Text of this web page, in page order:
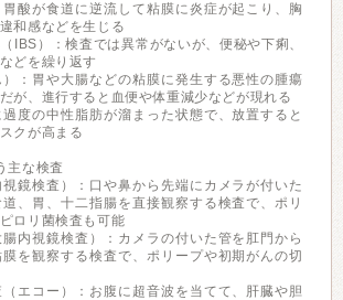
胃酸が食道に逆流して粘膜に炎症が起こり、胸
和感などを生じる
IBS）：検査では異常がないが、便秘や下痢、
どを繰り返す
）：胃や大腸などの粘膜に発生する悪性の腫瘍
が、進行すると血便や体重減少などが現れる
過度の中性脂肪が溜まった状態で、放置すると
クが高まる
主な検査
視鏡検査）：口や鼻から先端にカメラが付いた
、胃、十二指腸を直接観察する検査で、ポリ
ロリ菌検査も可能
腸内視鏡検査）：カメラの付いた管を肛門から
を観察する検査で、ポリープや初期がんの切
（エコー）：お腹に超音波を当てて、肝臓や胆